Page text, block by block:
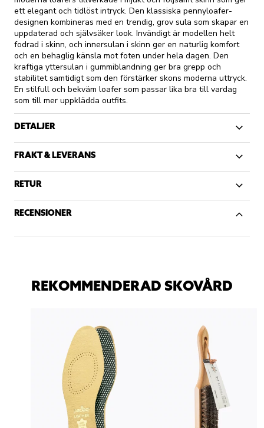
ett elegant och tidlöst intryck. Den klassiska pennyloafer-
designen kombineras med en trendig, grov sula som skapar en
uppdaterad och självsäker look. Invändigt är modellen helt
fodrad i skinn, och innersulan i skinn ger en naturlig komfort
och en behaglig känsla mot foten under hela dagen. Den
kraftiga yttersulan i gummiblandning ger bra grepp och
stabilitet samtidigt som den förstärker skons moderna uttryck.
En stilfull och bekväm loafer som passar lika bra till vardag
som till mer uppklädda outfits.
DETALJER
FRAKT & LEVERANS
RETUR
RECENSIONER
REKOMMENDERAD SKOVÅRD